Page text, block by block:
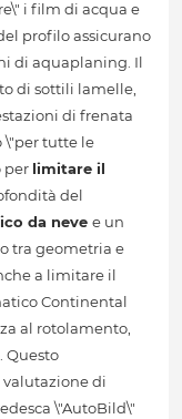
i film di acqua e
profilo assicurano
di aquaplaning. Il
di sottili lamelle,
di frenata
\"per tutte le
per limitare il
del
da neve e un
tra geometria e
a limitare il
Continental
al rotolamento,
Questo
valutazione di
\"AutoBild\"